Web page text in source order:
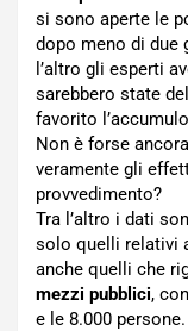
si sono aperte le
dopo meno di due
l’altro gli esperti
sarebbero state
favorito
Non è forse
veramente gli
provvedimento?
Tra l’altro i dati
solo quelli relativi
anche quelli che
mezzi pubblici,
e le 8.000 persone.